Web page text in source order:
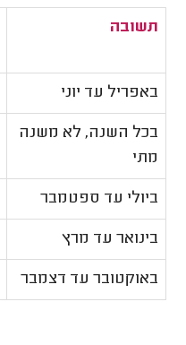
תשובה
באפריל עד יוני
בכל השנה, לא משנה
מתי
ביולי עד ספטמבר
בינואר עד מרץ
באוקטובר עד דצמבר